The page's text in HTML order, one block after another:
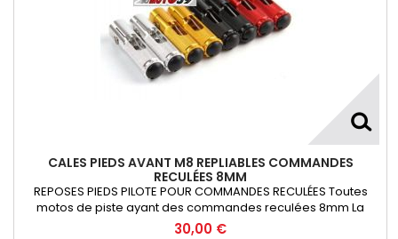
CALES PIEDS AVANT M8 REPLIABLES COMMANDES
RECULÉES 8MM
REPOSES PIEDS PILOTE POUR COMMANDES RECULÉES Toutes
motos de piste ayant des commandes reculées 8mm La
Paire
30,00 €